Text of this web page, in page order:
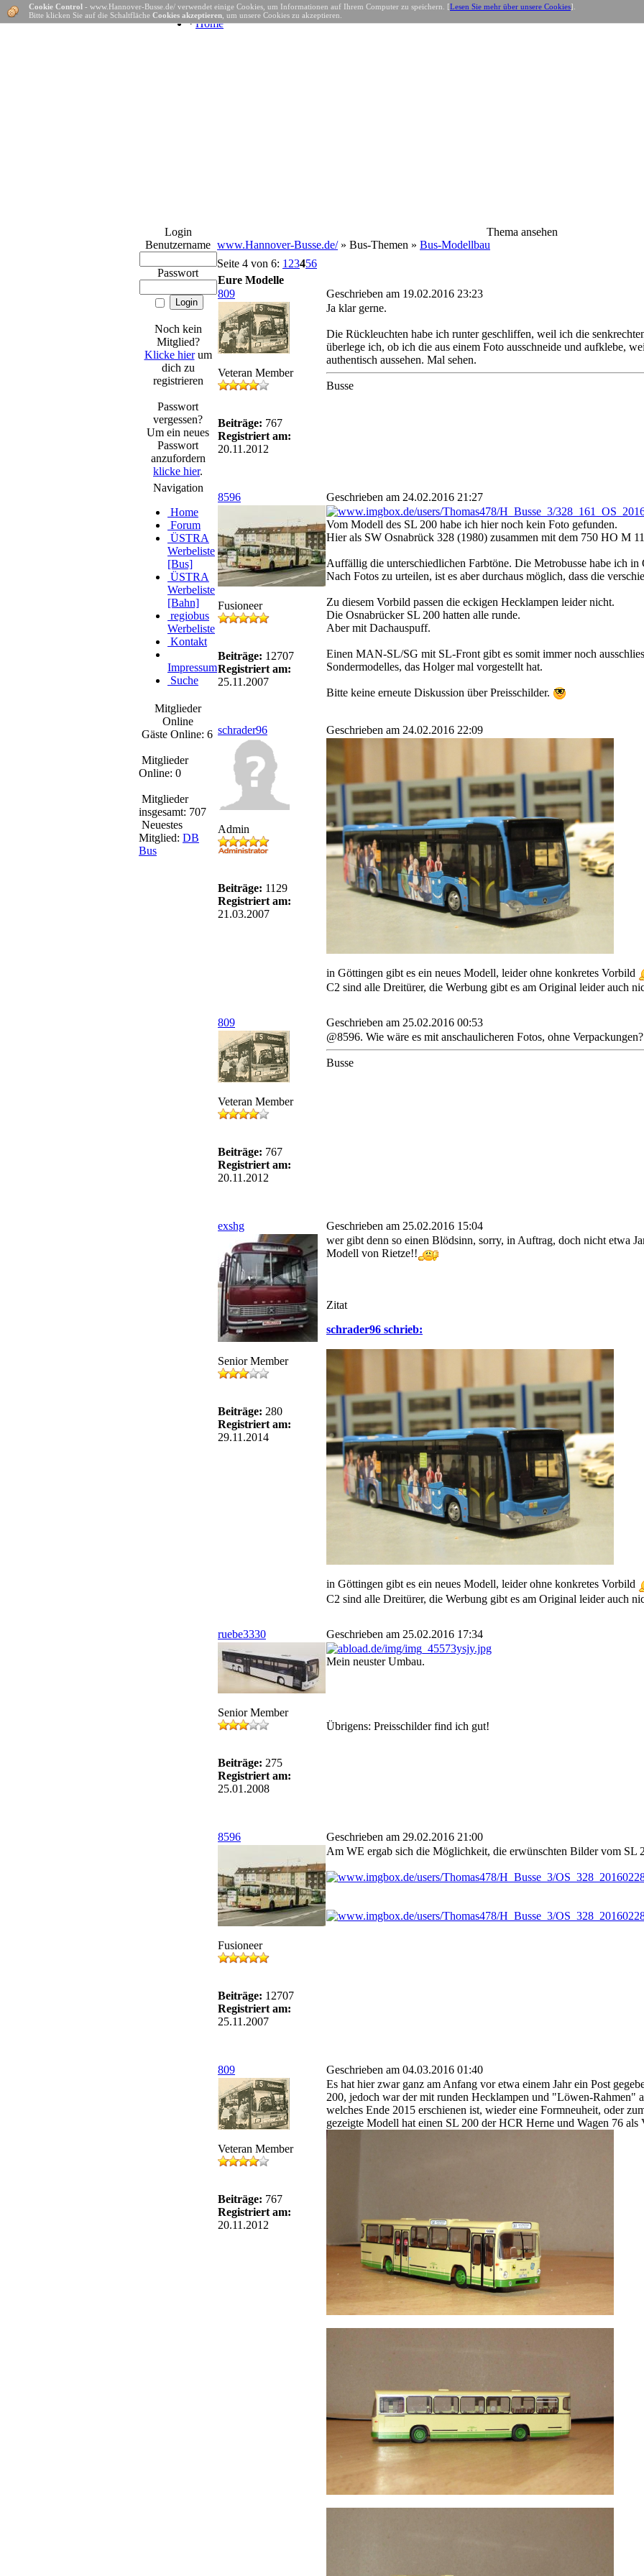
· Home
Login
Benutzername
Passwort
Noch kein
Mitglied?
Klicke hierum
dich zu
registrieren
Passwort
vergessen?
Um ein neues
Passwort
anzufordern
klicke hier.
Navigation
Home
Forum
ÜSTRA
Werbeliste
[Bus]
ÜSTRA
Werbeliste
[Bahn]
regiobus
Werbeliste
Kontakt
Impressum
Suche
Mitglieder
Online
Gäste Online: 6
Mitglieder
Online: 0
Mitglieder
insgesamt: 707
Neuestes
Mitglied: DB
Bus
Cookie Control - www.Hannover-Busse.de/ verwendet einige Cookies, um Informationen auf Ihrem Computer zu speichern. [Lesen Sie mehr über unsere Cookies].
Bitte klicken Sie auf die Schaltfläche Cookies akzeptieren , um unsere Cookies zu akzeptieren.
Thema ansehen
www.Hannover-Busse.de/» Bus-Themen » Bus-Modellbau
Seite 4 von 6: 1 23456
Eure Modelle
809
Geschrieben am 19.02.2016 23:23
Veteran Member
Beiträge: 767
Registriert am:
20.11.2012
Ja klar gerne.
Die Rückleuchten habe ich runter geschliffen, weil ich die
überlege ich, ob ich die aus einem Foto ausschneide und aufklebe,
authentisch aussehen. Mal sehen.
Busse
8596 Geschrieben am 24.02.2016 21:27
Fusioneer
Beiträge: 12707
Registriert am:
25.11.2007
Vom Modell des SL 200 habe ich hier noch kein Foto gefunden.
Hier als SW Osnabrück 328 (1980) zusammen mit dem 750 HO M
Auffällig die unterschiedlichen Farbtöne. Die Metrobusse habe ich in
Nach Fotos zu urteilen, ist es aber durchaus möglich, dass die
Zu diesem Vorbild passen die eckigen Hecklampen leider nicht.
Die Osnabrücker SL 200 hatten alle runde.
Aber mit Dachauspuff.
Einen MAN-SL/SG mit SL-Front gibt es somit immer noch
Sondermodelles, das Holger mal vorgestellt hat.
Bitte keine erneute Diskussion über Preisschilder.
schrader96 Geschrieben am 24.02.2016 22:09
Admin
Beiträge: 1129
Registriert am:
21.03.2007
in Göttingen gibt es ein neues Modell, leider ohne konkretes Vorbild
C2 sind alle Dreitürer, die Werbung gibt es am Original leider auch
809 Geschrieben am 25.02.2016 00:53
Veteran Member
Beiträge: 767
Registriert am:
20.11.2012
@8596. Wie wäre es mit anschaulicheren Fotos, ohne Verpackungen?
Busse
exshg Geschrieben am 25.02.2016 15:04
Senior Member
Beiträge: 280
Registriert am:
29.11.2014
wer gibt denn so einen Blödsinn, sorry, in Auftrag, doch nicht etwa
Modell von Rietze!!
Zitat
schrader96 schrieb:
in Göttingen gibt es ein neues Modell, leider ohne konkretes Vorbild
C2 sind alle Dreitürer, die Werbung gibt es am Original leider auch
ruebe3330 Geschrieben am 25.02.2016 17:34
Senior Member
Beiträge: 275
Registriert am:
25.01.2008
Mein neuster Umbau.
Übrigens: Preisschilder find ich gut!
8596 Geschrieben am 29.02.2016 21:00
Fusioneer
Beiträge: 12707
Registriert am:
25.11.2007
Am WE ergab sich die Möglichkeit, die erwünschten Bilder vom SL
809 Geschrieben am 04.03.2016 01:40
Veteran Member
Beiträge: 767
Registriert am:
20.11.2012
Es hat hier zwar ganz am Anfang vor etwa einem Jahr ein Post
200, jedoch war der mit runden Hecklampen und "Löwen-Rahmen"
welches Ende 2015 erschienen ist, wieder eine Formneuheit, oder
gezeigte Modell hat einen SL 200 der HCR Herne und Wagen 76 als